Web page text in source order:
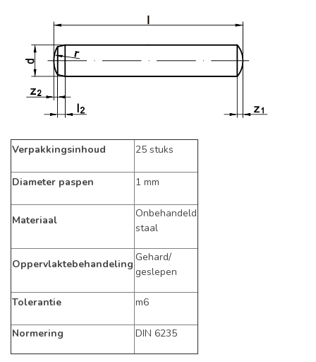
Verpakkingsinhoud 25 stuks
Diameter paspen 1 mm
Materiaal
Onbehandeld
staal
Oppervlaktebehandeling
Gehard/
geslepen
Tolerantie m6
Normering DIN 6235